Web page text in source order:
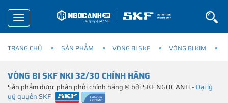
Toggle
navigation
TRANG CHỦ SẢN PHẨM VÒNG BI SKF VÒNG BI KIM
VÒNG BI SKF NKI 32/30 CHÍNH HÃNG
Sản phẩm được phân phối chính hãng ® bởi SKF NGỌC ANH -Đại lý
uỷ quyền SKF